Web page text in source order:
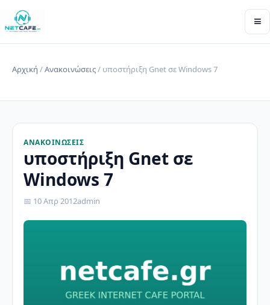
≡
Αρχική /Ανακοινώσεις/ υποστήριξη Gnet σε Windows 7
ΑΝΑΚΟΙΝΏΣΕΙΣ
υποστήριξη Gnet σε
Windows 7
📅 10 Απρ 2012admin